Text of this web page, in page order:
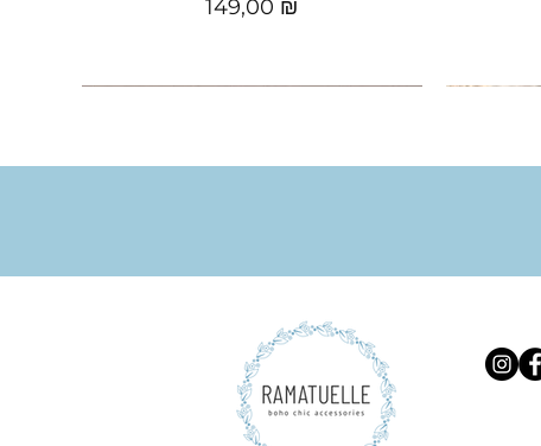
Prix
149,00 ₪